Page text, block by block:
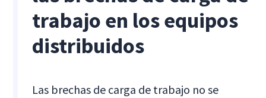
trabajo en los equipos
distribuidos
Las brechas de carga de trabajo no se